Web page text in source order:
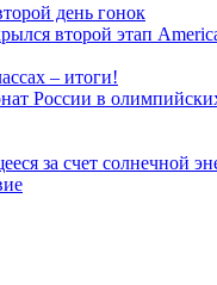
день гонок
второй этап
– итоги!
России в
за счет солнечной